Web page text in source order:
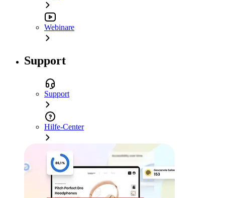
Webinare
Support
Support
Hilfe-Center